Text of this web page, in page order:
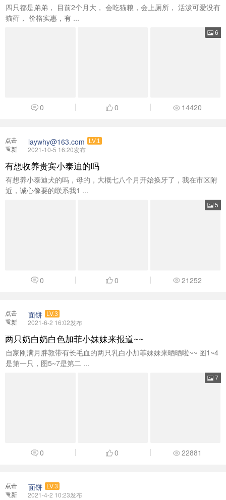
四只都是弟弟， 目前2个月大， 会吃猫粮，会上厕所， 活泼可爱没有
猫藓， 价格实惠，有 ...
6
0 0 14420
点击
重新
laywhy@163.com LV.1
2021-10-5 16:20发布
有想收养贵宾小泰迪的吗
有想养小泰迪犬的吗，母的，大概七八个月开始换牙了，我在市区附
近，诚心像要的联系我1 ...
5
0 0 21252
点击
重新
面饼 LV.3
2021-6-2 16:02发布
两只奶白奶白色加菲小妹妹来报道~~
自家刚满月胖敦带有长毛血的两只乳白小加菲妹妹来晒晒啦~~ 图1~4
是第一只，图5~7是第二 ...
7
0 0 22881
点击
重新
面饼 LV.3
2021-4-2 10:23发布